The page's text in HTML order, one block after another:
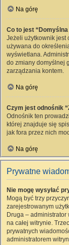
Na górę
Co to jest
Jeżeli użytkownik jest
używana do
wyświetlana.
do zmiany domyślnej
zarządzania kontem.
Na górę
Czym jest odnośnik
Odnośnik ten
której znajduje się
jak fora przez nich
Na górę
Prywatne
Nie mogę wysyłać
Mogą być trzy
zarejestrowanym
Druga – administrator
na całej witrynie.
prywatnych
administratorem